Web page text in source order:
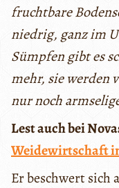
fruchtbare
niedrig, ganz im
Sümpfen gibt es
mehr, sie werden
nur noch
Lest auch bei
Weidewirtschaft
Er beschwert sich